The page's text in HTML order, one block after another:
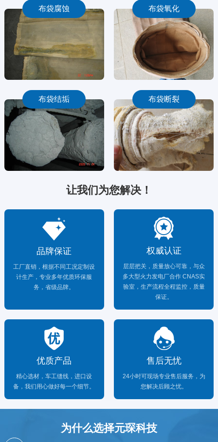
布袋腐蚀 布袋氧化
布袋结垢 布袋断裂
让我们为您解决！
品牌保证
工厂直销，根据不同工况定制设
计生产，专业多年优质环保服
务，省级品牌。
权威认证
层层把关，质量放心可靠，与众
多大型火力发电厂合作 CNAS实
验室，生产流程全程监控，质量
保证。
优质产品
精心选材，车工缝线，进口设
备，我们用心做好每一个细节。
售后无忧
24小时可现场专业售后服务，为
您解决后顾之忧。
为什么选择元琛科技